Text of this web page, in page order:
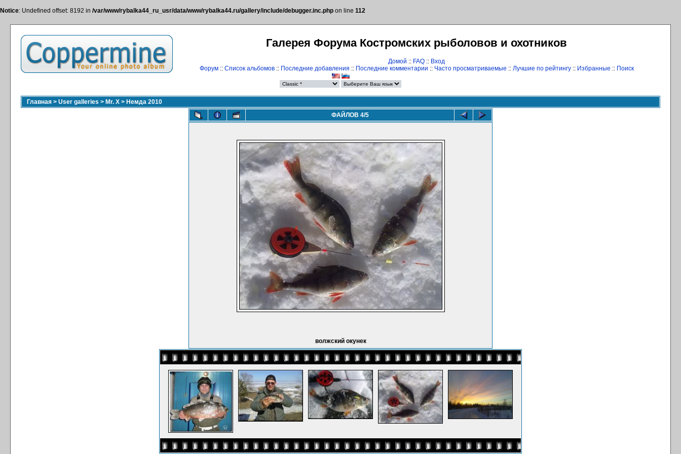
Notice: Undefined offset: 8192 in /var/www/rybalka44_ru_usr/data/www/rybalka44.ru/gallery/include/debugger.inc.php on line 112
Галерея Форума Костромских рыболовов и охотников
Домой :: FAQ :: Вход
Форум:: Список альбомов:: Последние добавления :: Последние комментарии :: Часто просматриваемые :: Лучшие по рейтингу:: Избранные :: Поиск
Главная > User galleries > Mr. X > Немда 2010
ФАЙЛОВ 4/5
волжский окунек